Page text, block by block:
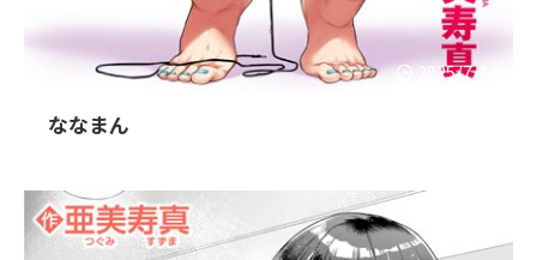
2025/7/11
ななまん